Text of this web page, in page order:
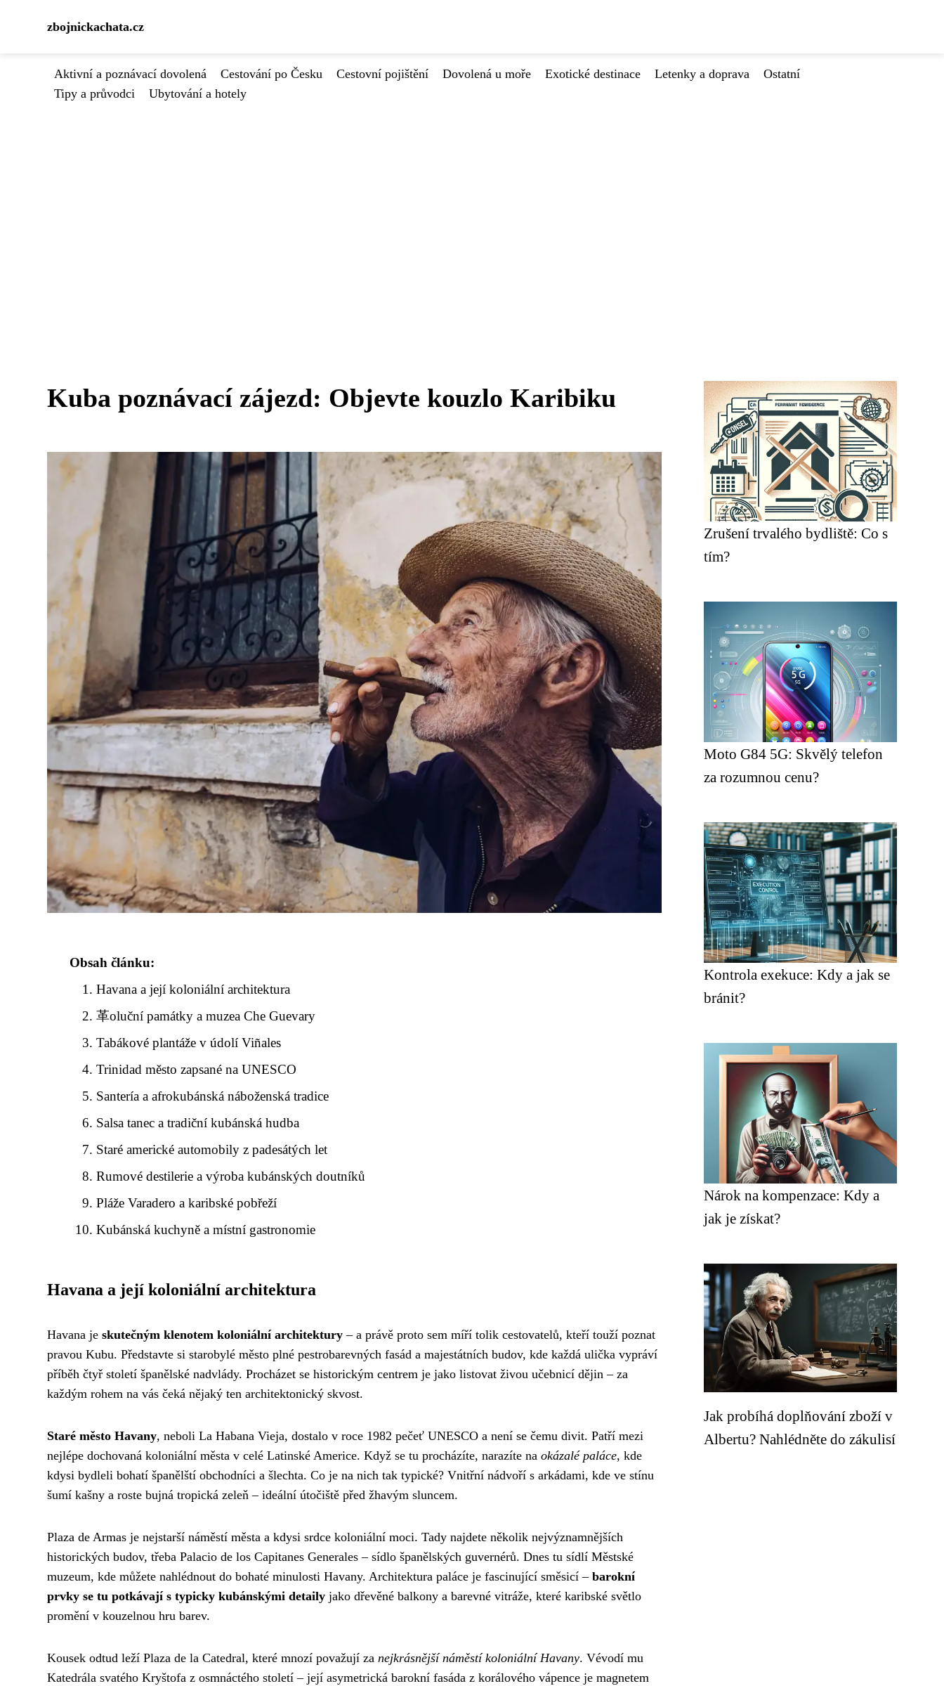
zbojnickachata.cz
Aktivní a poznávací dovolená Cestování po Česku Cestovní pojištění Dovolená u moře Exotické destinace Letenky a doprava
Ostatní
Tipy a průvodci
Ubytování a hotely
Kuba poznávací zájezd: Objevte kouzlo Karibiku
Obsah článku:
Havana a její koloniální architektura
革oluční památky a muzea Che Guevary
Tabákové plantáže v údolí Viñales
Trinidad město zapsané na UNESCO
Santería a afrokubánská náboženská tradice
Salsa tanec a tradiční kubánská hudba
Staré americké automobily z padesátých let
Rumové destilerie a výroba kubánských doutníků
Pláže Varadero a karibské pobřeží
Kubánská kuchyně a místní gastronomie
Havana a její koloniální architektura
Havana je skutečným klenotem koloniální architektury – a právě proto sem míří tolik cestovatelů, kteří touží poznat
pravou Kubu. Představte si starobylé město plné pestrobarevných fasád a majestátních budov, kde každá ulička vypráví
příběh čtyř století španělské nadvlády. Procházet se historickým centrem je jako listovat živou učebnicí dějin – za
každým rohem na vás čeká nějaký ten architektonický skvost.
Staré město Havany, neboli La Habana Vieja, dostalo v roce 1982 pečeť UNESCO a není se čemu divit. Patří mezi
nejlépe dochovaná koloniální města v celé Latinské Americe. Když se tu procházíte, narazíte na okázalé paláce, kde
kdysi bydleli bohatí španělští obchodníci a šlechta. Co je na nich tak typické? Vnitřní nádvoří s arkádami, kde ve stínu
šumí kašny a roste bujná tropická zeleň – ideální útočiště před žhavým sluncem.
Plaza de Armas je nejstarší náměstí města a kdysi srdce koloniální moci. Tady najdete několik nejvýznamnějších
historických budov, třeba Palacio de los Capitanes Generales – sídlo španělských guvernérů. Dnes tu sídlí Městské
muzeum, kde můžete nahlédnout do bohaté minulosti Havany. Architektura paláce je fascinující směsicí – barokní
prvky se tu potkávají s typicky kubánskými detaily jako dřevěné balkony a barevné vitráže, které karibské světlo
promění v kouzelnou hru barev.
Kousek odtud leží Plaza de la Catedral, které mnozí považují za nejkrásnější náměstí koloniální Havany. Vévodí mu
Katedrála svatého Kryštofa z osmnáctého století – její asymetrická barokní fasáda z korálového vápence je magnetem
Zrušení trvalého bydliště: Co s
tím?
Moto G84 5G: Skvělý telefon
za rozumnou cenu?
Kontrola exekuce: Kdy a jak se
bránit?
Nárok na kompenzace: Kdy a
jak je získat?
Jak probíhá doplňování zboží v
Albertu? Nahlédněte do zákulisí